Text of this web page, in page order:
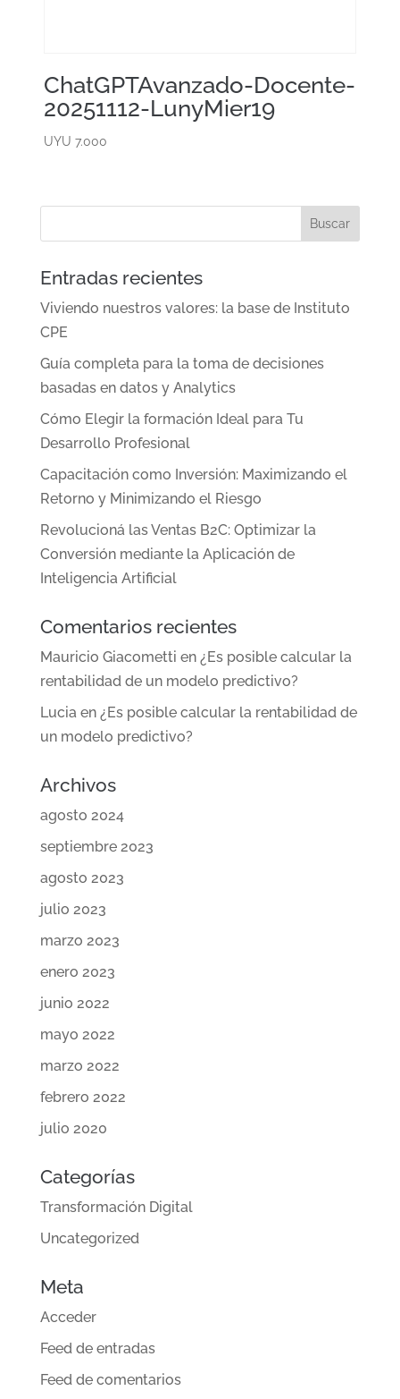
ChatGPTAvanzado-Docente-
20251112-LunyMier19
UYU 7.000
Entradas recientes
Viviendo nuestros valores: la base de Instituto
CPE
Guía completa para la toma de decisiones
basadas en datos y Analytics
Cómo Elegir la formación Ideal para Tu
Desarrollo Profesional
Capacitación como Inversión: Maximizando el
Retorno y Minimizando el Riesgo
Revolucioná las Ventas B2C: Optimizar la
Conversión mediante la Aplicación de
Inteligencia Artificial
Comentarios recientes
Mauricio Giacometti en ¿Es posible calcular la
rentabilidad de un modelo predictivo?
Lucia en ¿Es posible calcular la rentabilidad de
un modelo predictivo?
Archivos
agosto 2024
septiembre 2023
agosto 2023
julio 2023
marzo 2023
enero 2023
junio 2022
mayo 2022
marzo 2022
febrero 2022
julio 2020
Categorías
Transformación Digital
Uncategorized
Meta
Acceder
Feed de entradas
Feed de comentarios